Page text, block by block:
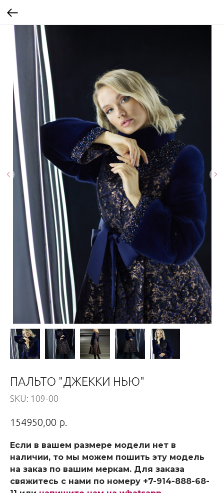
ПАЛЬТО "ДЖЕККИ НЬЮ"
SKU: 109-00
154950,00 р.
Если в вашем размере модели нет в
наличии, то мы можем пошить эту модель
на заказ по вашим меркам. Для заказа
свяжитесь с нами по номеру +7-914-888-68-